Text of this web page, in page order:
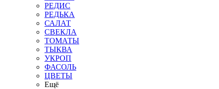
РЕДИС
РЕДЬКА
САЛАТ
СВЕКЛА
ТОМАТЫ
ТЫКВА
УКРОП
ФАСОЛЬ
ЦВЕТЫ
Ещё